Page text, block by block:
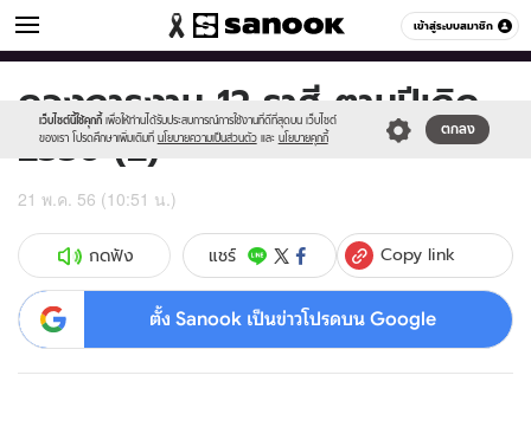
เข้าสู่ระบบสมาชิก
ดูดวง หมวดอื่นๆ
เว็บไซต์นี้ใช้คุกกี้ เพื่อให้ท่านได้รับประสบการณ์การใช้งานที่ดีที่สุดบน เว็บไซต์
ของเรา โปรดศึกษาเพิ่มเติมที่ นโยบายความเป็นส่วนตัว และ นโยบายคุกกี้
ตกลง
Sanook
//s.isanook.com/sr/0/images/logo-
new-
sanook.png
600
60
ดวงการงาน 12 ราศี ตามปีเกิด
2556 (2)
21 พ.ค. 56 (10:51 น.)
กดฟัง แชร์ Copy link
ตั้ง Sanook เป็นข่าวโปรดบน Google